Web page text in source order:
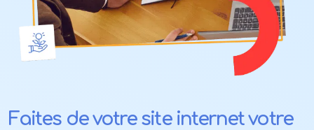
Faites de votre siteinternet votre